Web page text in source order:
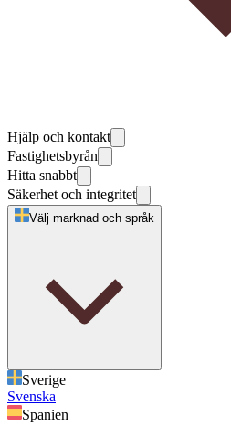
Hjälp och kontakt
Fastighetsbyrån
Hitta snabbt
Säkerhet och integritet
Välj marknad och språk
Sverige
Svenska
Spanien